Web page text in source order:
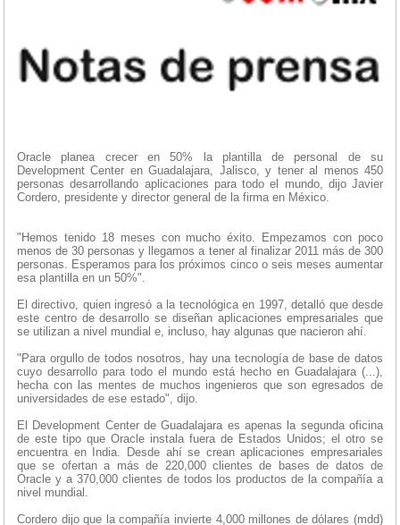
Oracle planea crecer en 50% la plantilla de personal de su
Development Center en Guadalajara, Jalisco, y tener al menos 450
personas desarrollando aplicaciones para todo el mundo, dijo Javier
Cordero, presidente y director general de la firma en México.
"Hemos tenido 18 meses con mucho éxito. Empezamos con poco
menos de 30 personas y llegamos a tener al finalizar 2011 más de 300
personas. Esperamos para los próximos cinco o seis meses aumentar
esa plantilla en un 50%".
El directivo, quien ingresó a la tecnológica en 1997, detalló que desde
este centro de desarrollo se diseñan aplicaciones empresariales que
se utilizan a nivel mundial e, incluso, hay algunas que nacieron ahí.
"Para orgullo de todos nosotros, hay una tecnología de base de datos
cuyo desarrollo para todo el mundo está hecho en Guadalajara (...),
hecha con las mentes de muchos ingenieros que son egresados de
universidades de ese estado", dijo.
El Development Center de Guadalajara es apenas la segunda oficina
de este tipo que Oracle instala fuera de Estados Unidos; el otro se
encuentra en India. Desde ahí se crean aplicaciones empresariales
que se ofertan a más de 220,000 clientes de bases de datos de
Oracle y a 370,000 clientes de todos los productos de la compañía a
nivel mundial.
Cordero dijo que la compañía invierte 4,000 millones de dólares (mdd)